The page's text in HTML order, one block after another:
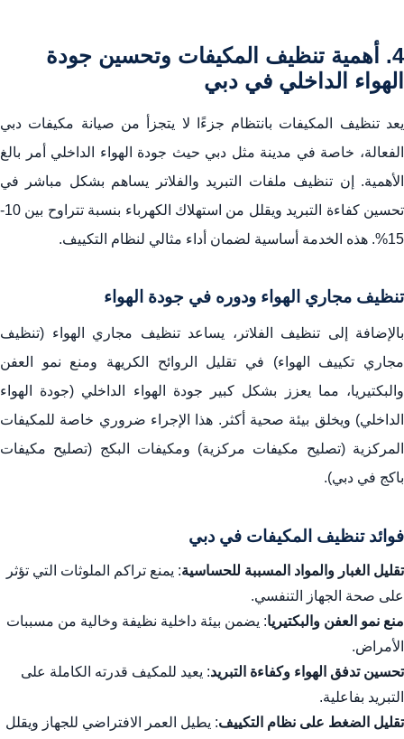
4. أهمية تنظيف المكيفات وتحسين جودة
الهواء الداخلي في دبي
يعد تنظيف المكيفات بانتظام جزءًا لا يتجزأ من صيانة مكيفات دبي
الفعالة، خاصة في مدينة مثل دبي حيث جودة الهواء الداخلي أمر بالغ
الأهمية. إن تنظيف ملفات التبريد والفلاتر يساهم بشكل مباشر في
تحسين كفاءة التبريد ويقلل من استهلاك الكهرباء بنسبة تتراوح بين 10-
15%. هذه الخدمة أساسية لضمان أداء مثالي لنظام التكييف.
تنظيف مجاري الهواء ودوره في جودة الهواء
بالإضافة إلى تنظيف الفلاتر، يساعد تنظيف مجاري الهواء (تنظيف
مجاري تكييف الهواء) في تقليل الروائح الكريهة ومنع نمو العفن
والبكتيريا، مما يعزز بشكل كبير جودة الهواء الداخلي (جودة الهواء
الداخلي) ويخلق بيئة صحية أكثر. هذا الإجراء ضروري خاصة للمكيفات
المركزية (تصليح مكيفات مركزية) ومكيفات البكج (تصليح مكيفات
باكج في دبي).
فوائد تنظيف المكيفات في دبي
تقليل الغبار والمواد المسببة للحساسية: يمنع تراكم الملوثات التي تؤثر
على صحة الجهاز التنفسي.
منع نمو العفن والبكتيريا: يضمن بيئة داخلية نظيفة وخالية من مسببات
الأمراض.
تحسين تدفق الهواء وكفاءة التبريد: يعيد للمكيف قدرته الكاملة على
التبريد بفاعلية.
تقليل الضغط على نظام التكييف: يطيل العمر الافتراضي للجهاز ويقلل